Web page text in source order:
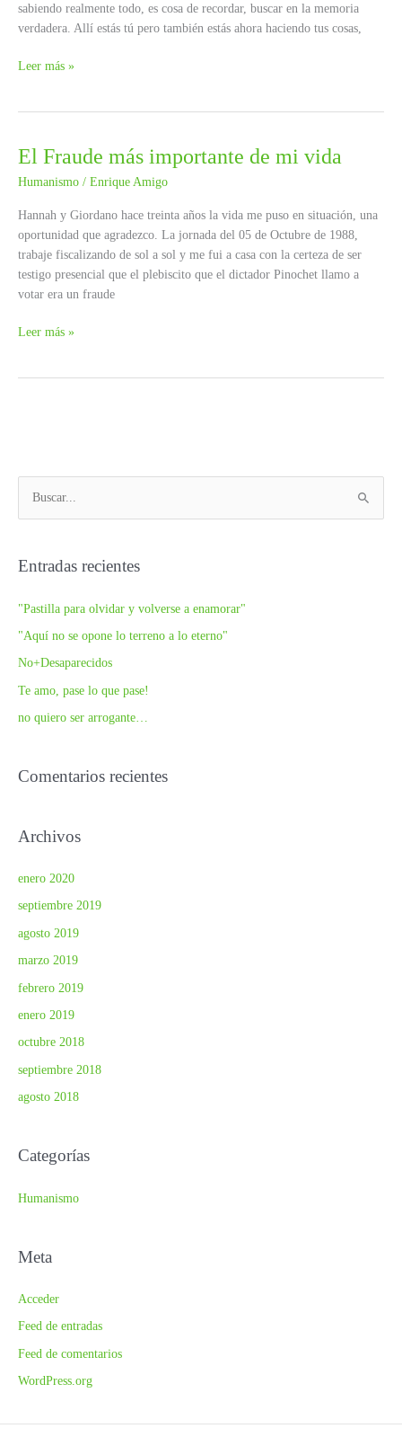
sabiendo realmente todo, es cosa de recordar, buscar en la memoria
verdadera. Allí estás tú pero también estás ahora haciendo tus cosas,
Retratos
Leer más »
El Fraude más importante de mi vida
Humanismo / Enrique Amigo
Hannah y Giordano hace treinta años la vida me puso en situación, una
oportunidad que agradezco. La jornada del 05 de Octubre de 1988,
trabaje fiscalizando de sol a sol y me fui a casa con la certeza de ser
testigo presencial que el plebiscito que el dictador Pinochet llamo a
votar era un fraude
El
Leer más »
c
r
p
o
Entradas recientes
"Pastilla para olvidar y volverse a enamorar"
"Aquí no se opone lo terreno a lo eterno"
No+Desaparecidos
Te amo, pase lo que pase!
no quiero ser arrogante…
Comentarios recientes
Archivos
enero 2020
septiembre 2019
agosto 2019
marzo 2019
febrero 2019
enero 2019
octubre 2018
septiembre 2018
agosto 2018
Categorías
Humanismo
Meta
Acceder
Feed de entradas
Feed de comentarios
WordPress.org